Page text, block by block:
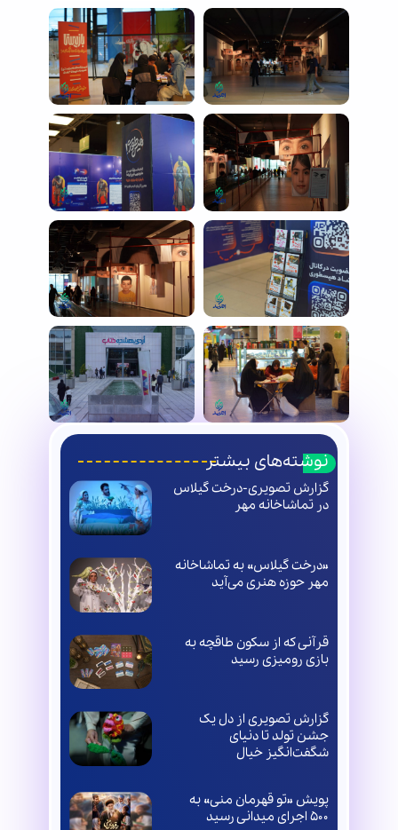
نوشته‌های بیشتر
گزارش تصویری-درخت گیلاس
در تماشاخانه مهر
«درخت گیلاس» به تماشاخانه
مهر حوزه هنری می‌آید
قرآنی که از سکون طاقچه به
بازی رومیزی رسید
گزارش تصویری از دل یک
جشن تولد تا دنیای
شگفت‌انگیز خیال
پویش «تو قهرمان منی» به
۵۰۰ اجرای میدانی رسید